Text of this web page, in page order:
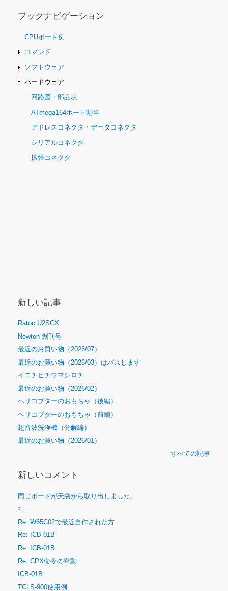
シ
ョ
ン
ブックナビゲーション
CPUボード例
コマンド
ソフトウェア
ハードウェア
回路図・部品表
ATmega164ポート割当
アドレスコネクタ・データコネクタ
シリアルコネクタ
拡張コネクタ
新しい記事
Ratoc U2SCX
Newton 創刊号
最近のお買い物（2026/07）
最近のお買い物（2026/03）はパスします
イニチヒチウマシロチ
最近のお買い物（2026/02）
ヘリコプターのおもちゃ（後編）
ヘリコプターのおもちゃ（前編）
超音波洗浄機（分解編）
最近のお買い物（2026/01）
すべての記事
新しいコメント
同じボードが天袋から取り出しました。
>…
Re: W65C02で最近自作された方
Re: ICB-01B
Re: ICB-01B
Re: CPX命令の挙動
ICB-01B
TCLS-900使用例